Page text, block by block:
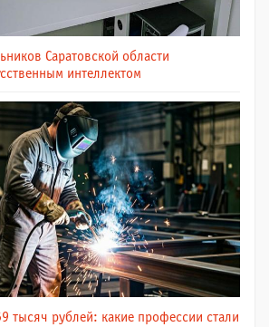
Саратовской области
интеллектом
тысяч рублей: какие профессии стали